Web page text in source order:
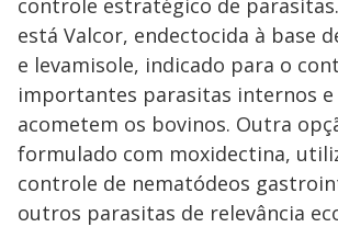
está Valcor, endectocida à base
e levamisole, indicado para o
importantes parasitas internos e
acometem os bovinos. Outra
formulado com moxidectina,
controle de nematódeos
outros parasitas de relevância